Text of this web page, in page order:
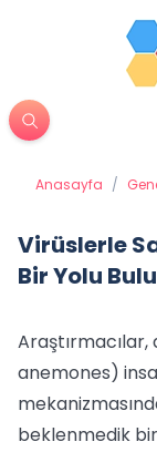
Anasayfa /
Virüslerle
Bir Yolu
Araştırmacılar,
anemones)
beklenmedik